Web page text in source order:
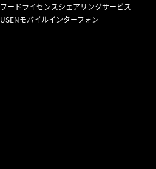
フードライセンスシェアリングサービス
USENモバイルインターフォン